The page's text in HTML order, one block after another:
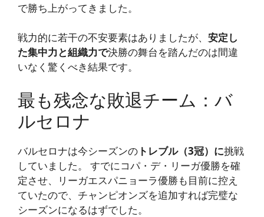
で勝ち上がってきました。
戦力的に若干の不安要素はありましたが、 安定し
た集中力と組織力で決勝の舞台を踏んだのは間違
いなく驚くべき結果です。
最も残念な敗退チーム：バ
ルセロナ
バルセロナは今シーズンの トレブル（3冠）に挑戦
していました。 すでにコパ・デ・リーガ優勝を確
定させ、リーガエスパニョーラ優勝も目前に控え
ていたので、チャンピオンズを追加すれば完璧な
シーズンになるはずでした。